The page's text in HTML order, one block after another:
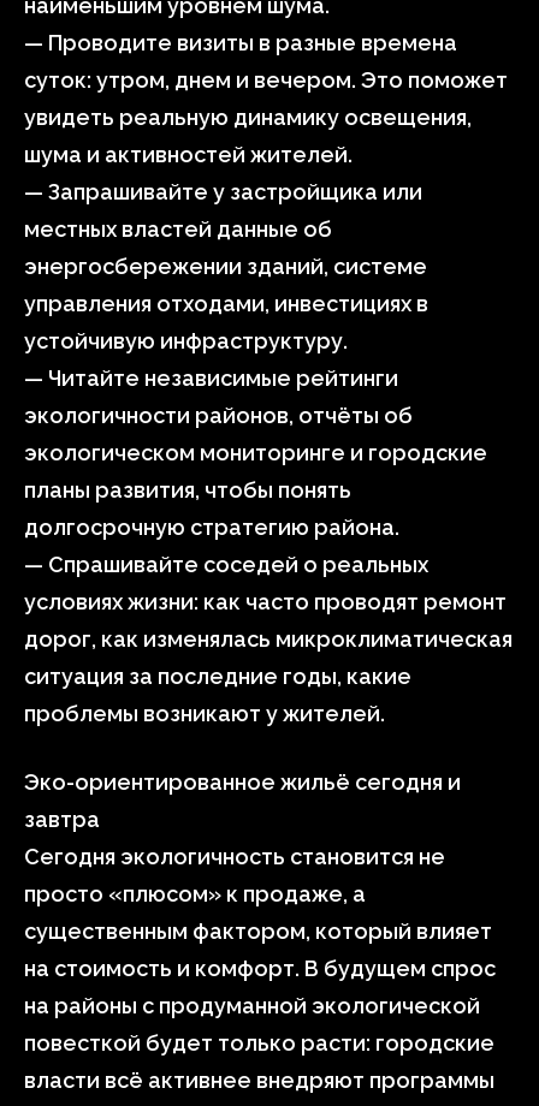
наименьшим уровнем шума.
— Проводите визиты в разные времена
суток: утром, днем и вечером. Это поможет
увидеть реальную динамику освещения,
шума и активностей жителей.
— Запрашивайте у застройщика или
местных властей данные об
энергосбережении зданий, системе
управления отходами, инвестициях в
устойчивую инфраструктуру.
— Читайте независимые рейтинги
экологичности районов, отчёты об
экологическом мониторинге и городские
планы развития, чтобы понять
долгосрочную стратегию района.
— Спрашивайте соседей о реальных
условиях жизни: как часто проводят ремонт
дорог, как изменялась микроклиматическая
ситуация за последние годы, какие
проблемы возникают у жителей.
Эко-ориентированное жильё сегодня и
завтра
Сегодня экологичность становится не
просто «плюсом» к продаже, а
существенным фактором, который влияет
на стоимость и комфорт. В будущем спрос
на районы с продуманной экологической
повесткой будет только расти: городские
власти всё активнее внедряют программы